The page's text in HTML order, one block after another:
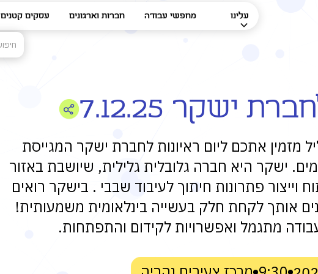
עלינו מחפשי עבודה חברות וארגונים עסקים קטנים
ישקר 7.12.25
מזמין אתכם ליום ראיונות לחברת ישקר המגייסת
ישקר היא חברה גלובלית גלילית, שיושבת באזור
וייצור פתרונות חיתוך לעיבוד שבבי . בישקר רואים
אותך לקחת חלק בעשייה בינלאומית משמעותית!
מתגמל ואפשרויות לקידום והתפתחות.